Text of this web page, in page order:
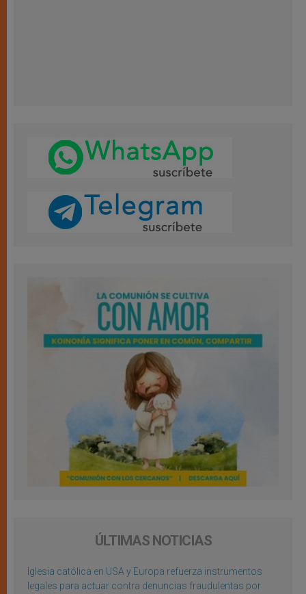
ÚLTIMAS NOTICIAS
Iglesia católica en USA y Europa refuerza instrumentos
legales para actuar contra denuncias fraudulentas por